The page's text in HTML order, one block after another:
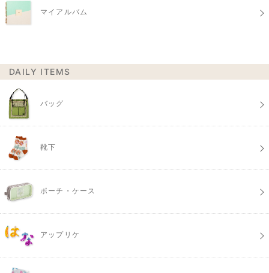
マイアルバム
DAILY ITEMS
バッグ
靴下
ポーチ・ケース
アップリケ